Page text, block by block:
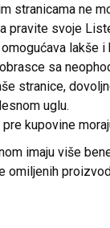
stranicama ne
pravite svoje
lakše
sa
stranice,
uglu.
kupovine
imaju više
omiljenih